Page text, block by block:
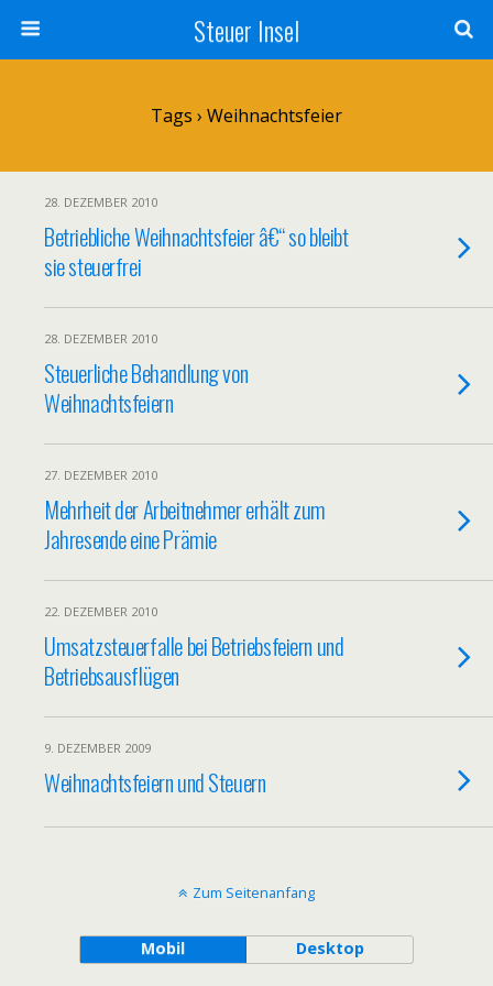
Steuer Insel
Tags › Weihnachtsfeier
28. DEZEMBER 2010
Betriebliche Weihnachtsfeier â€“ so bleibt
sie steuerfrei
28. DEZEMBER 2010
Steuerliche Behandlung von
Weihnachtsfeiern
27. DEZEMBER 2010
Mehrheit der Arbeitnehmer erhält zum
Jahresende eine Prämie
22. DEZEMBER 2010
Umsatzsteuerfalle bei Betriebsfeiern und
Betriebsausflügen
9. DEZEMBER 2009
Weihnachtsfeiern und Steuern
Zum Seitenanfang
Mobil Desktop